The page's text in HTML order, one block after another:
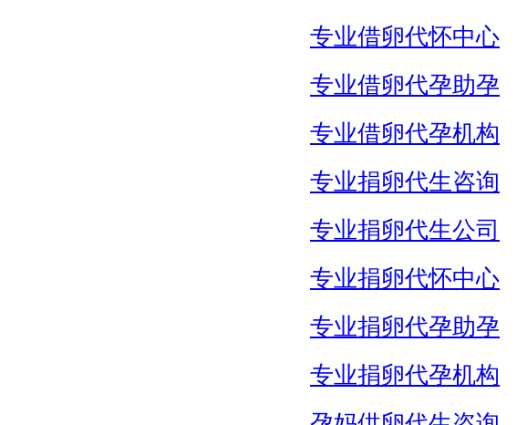
专业借卵代怀中心
专业借卵代孕助孕
专业借卵代孕机构
专业捐卵代生咨询
专业捐卵代生公司
专业捐卵代怀中心
专业捐卵代孕助孕
专业捐卵代孕机构